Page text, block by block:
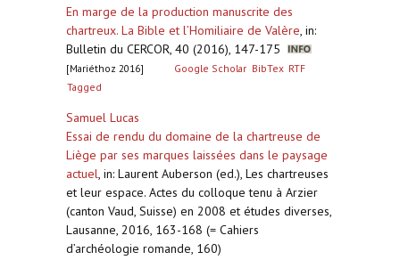
En marge de la production manuscrite des
chartreux. La Bible et l’Homiliaire de Valère, in:
Bulletin du CERCOR, 40 (2016), 147-175
[Mariéthoz 2016] Google Scholar BibTex RTF
Tagged
Samuel Lucas
Essai de rendu du domaine de la chartreuse de
Liège par ses marques laissées dans le paysage
actuel, in: Laurent Auberson (ed.), Les chartreuses
et leur espace. Actes du colloque tenu à Arzier
(canton Vaud, Suisse) en 2008 et études diverses,
Lausanne, 2016, 163-168 (= Cahiers
d’archéologie romande, 160)